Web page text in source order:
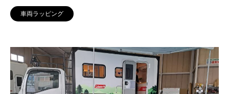
車両ラッピング